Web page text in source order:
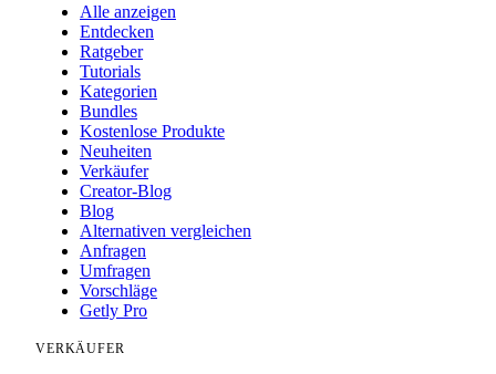
Alle anzeigen
Entdecken
Ratgeber
Tutorials
Kategorien
Bundles
Kostenlose Produkte
Neuheiten
Verkäufer
Creator-Blog
Blog
Alternativen vergleichen
Anfragen
Umfragen
Vorschläge
Getly Pro
VERKÄUFER